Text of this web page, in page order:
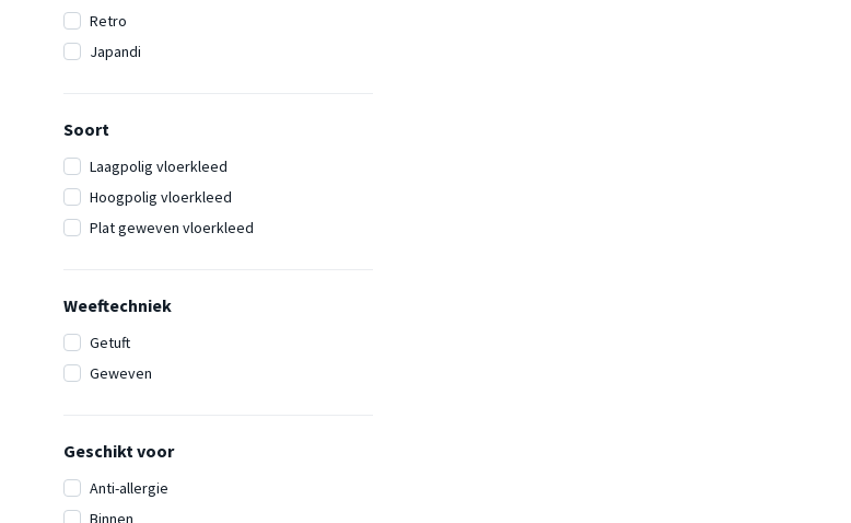
Retro
Japandi
Soort
Laagpolig vloerkleed
Hoogpolig vloerkleed
Plat geweven vloerkleed
Weeftechniek
Getuft
Geweven
Geschikt voor
Anti-allergie
Binnen